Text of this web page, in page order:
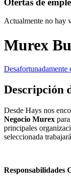
Actualmente no hay
Murex
Desafortunadamente
Descripción
Desde Hays nos
Negocio Murex
principales
seleccionada
Responsabilidades